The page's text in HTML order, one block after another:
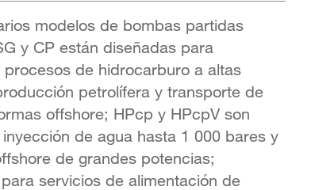
modelos de bombas partidas
y CP están diseñadas para
de hidrocarburo a altas
petrolífera y transporte de
offshore; HPcp y HPcpV son
de agua hasta 1 000 bares y
de grandes potencias;
servicios de alimentación de